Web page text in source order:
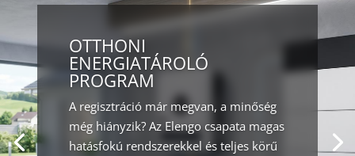
OTTHONI
ENERGIATÁROLÓ
PROGRAM
A regisztráció már megvan, a minőség
még hiányzik? Az Elengo csapata magas
hatásfokú rendszerekkel és teljes körű